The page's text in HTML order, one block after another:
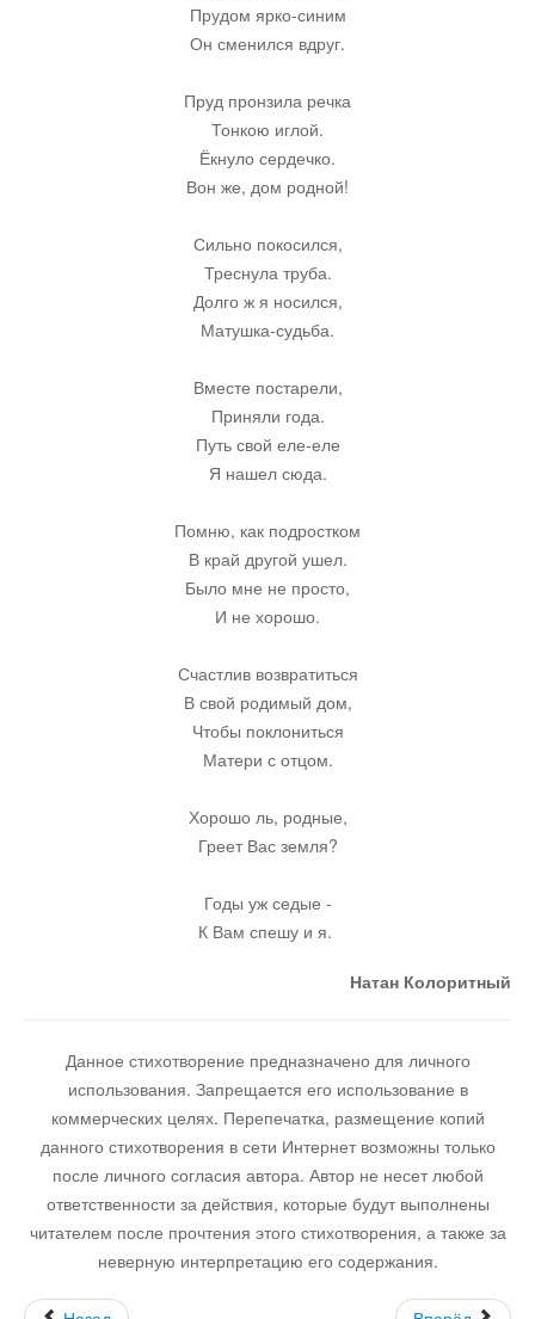
Прудом ярко-синим
Он сменился вдруг.
Пруд пронзила речка
Тонкою иглой.
Ёкнуло сердечко.
Вон же, дом родной!
Сильно покосился,
Треснула труба.
Долго ж я носился,
Матушка-судьба.
Вместе постарели,
Приняли года.
Путь свой еле-еле
Я нашел сюда.
Помню, как подростком
В край другой ушел.
Было мне не просто,
И не хорошо.
Счастлив возвратиться
В свой родимый дом,
Чтобы поклониться
Матери с отцом.
Хорошо ль, родные,
Греет Вас земля?
Годы уж седые -
К Вам спешу и я.
Натан Колоритный
Данное стихотворение предназначено для личного
использования. Запрещается его использование в
коммерческих целях. Перепечатка, размещение копий
данного стихотворения в сети Интернет возможны только
после личного согласия автора. Автор не несет любой
ответственности за действия, которые будут выполнены
читателем после прочтения этого стихотворения, а также за
неверную интерпретацию его содержания.